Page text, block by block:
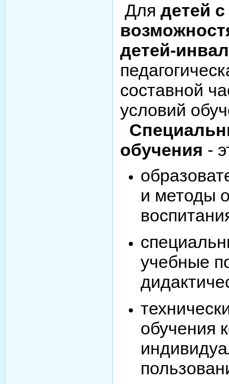
Для детей
детей-
составной
условий
обучения -
и методы
учебные
обучения